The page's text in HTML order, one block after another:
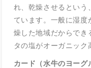
れ、乾燥させるとい
ています。一般に湿度
燥した地域だからでき
タの塩がオーガニック
カード（水牛のヨーグ